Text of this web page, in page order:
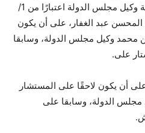
الدولة الآتى اسميهما في وظيفة وكيل مجلس الدولة اعتبارًا من 1/
المحسن عبد الغفار، على أن يكون
محمد وكيل مجلس الدولة، وسابقا
على.
أن يكون لاحقًا على المستشار
الدولة، وسابقا على